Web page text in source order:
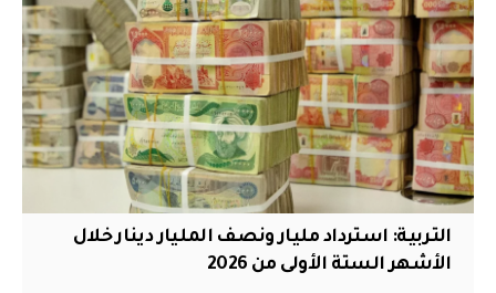
التربية: استرداد مليار ونصف المليار دينار خلال
الأشهر الستة الأولى من 2026